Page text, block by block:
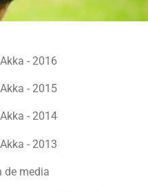
- 2016
- 2015
- 2014
- 2013
de media